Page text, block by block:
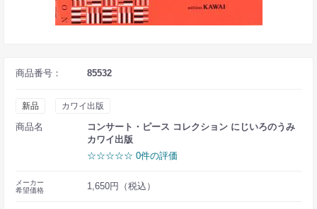
商品番号： 85532
新品 カワイ出版
商品名
コンサート・ピース コレクション にじいろのうみ
カワイ出版
☆☆☆☆☆ 0件の評価
メーカー
希望価格
1,650円（税込）